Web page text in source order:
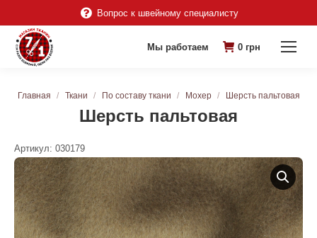
Вопрос к швейному специалисту
Мы работаем 0 грн
Шерсть пальтовая
Вы здесь:
Главная Ткани По составу ткани Мохер Шерсть пальтовая
Артикул: 030179